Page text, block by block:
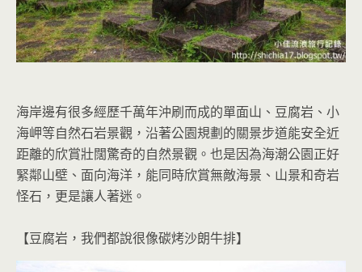
海岸邊有很多經歷千萬年沖刷而成的單面山、豆腐岩、小
海岬等自然石岩景觀，沿著公園規劃的關景步道能安全近
距離的欣賞壯闊驚奇的自然景觀。也是因為海潮公園正好
緊鄰山壁、面向海洋，能同時欣賞無敵海景、山景和奇岩
怪石，更是讓人著迷。
【豆腐岩，我們都說很像碳烤沙朗牛排】